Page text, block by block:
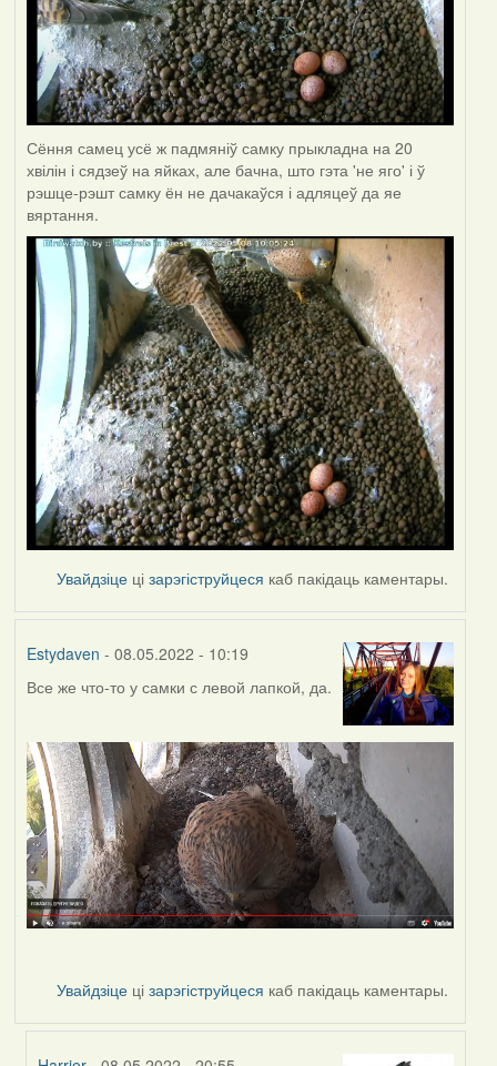
Сёння самец усё ж падмяніў самку прыкладна на 20
хвілін і сядзеў на яйках, але бачна, што гэта 'не яго' і ў
рэшце-рэшт самку ён не дачакаўся і адляцеў да яе
вяртання.
Увайдзіце цізарэгіструйцеся каб пакідаць каментары.
Estydaven - 08.05.2022 - 10:19
Все же что-то у самки с левой лапкой, да.
Увайдзіце цізарэгіструйцеся каб пакідаць каментары.